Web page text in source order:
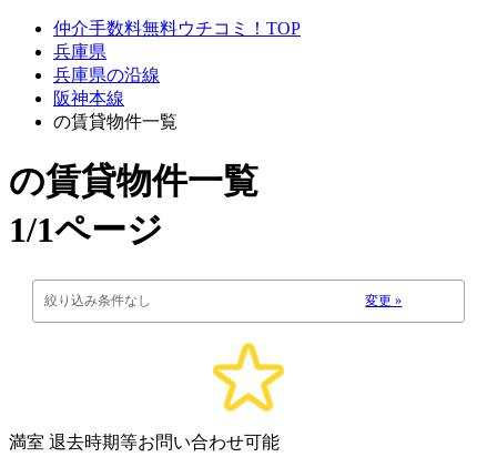
仲介手数料無料ウチコミ！TOP
兵庫県
兵庫県の沿線
阪神本線
の賃貸物件一覧
の賃貸物件一覧
1/1ページ
絞り込み条件なし 変更 »
満室 退去時期等お問い合わせ可能